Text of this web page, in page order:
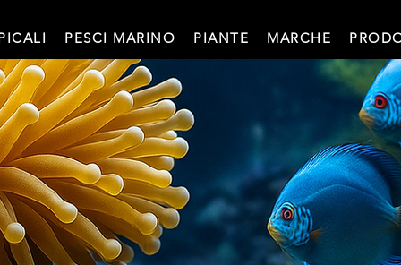
PESCI MARINO PIANTE MARCHE